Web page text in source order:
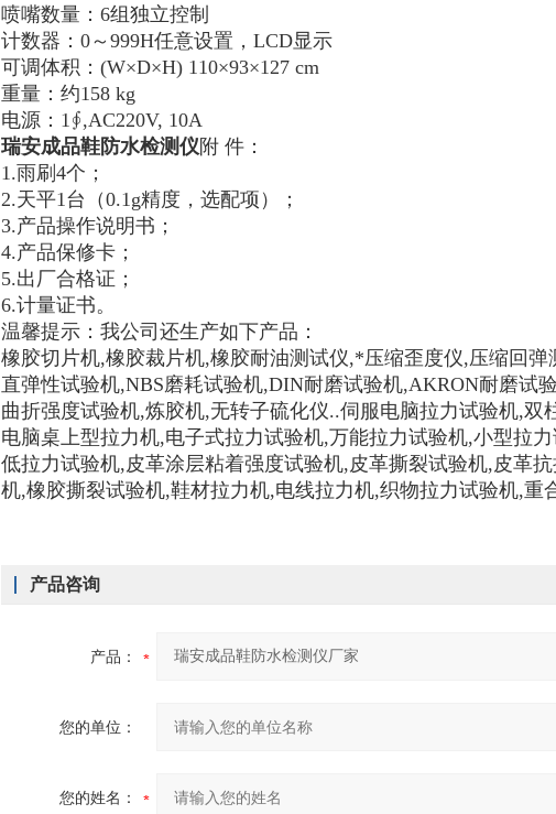
喷嘴数量：6组独立控制
计数器： 0～999H任意设置，LCD显示
可调体积：(W×D×H) 110×93×127 cm
重量： 约158 kg
电源：1∮,AC220V, 10A
瑞安成品鞋防水检测仪附 件：
1.雨刷4个；
2.天平1台（0.1g精度，选配项）；
3.产品操作说明书；
4.产品保修卡；
5.出厂合格证；
6.计量证书。
温馨提示：我公司还生产如下产品：
橡胶切片机,橡胶裁片机,橡胶耐油测试仪,*压缩歪度仪,压缩回
直弹性试验机,NBS磨耗试验机,DIN耐磨试验机,AKRON耐磨试
曲折强度试验机,炼胶机,无转子硫化仪..伺服电脑拉力试验机,双
电脑桌上型拉力机,电子式拉力试验机,万能拉力试验机,小型拉
低拉力试验机,皮革涂层粘着强度试验机,皮革撕裂试验机,皮革
机,橡胶撕裂试验机,鞋材拉力机,电线拉力机,织物拉力试验机,重
产品咨询
产品：
您的单位：
您的姓名：